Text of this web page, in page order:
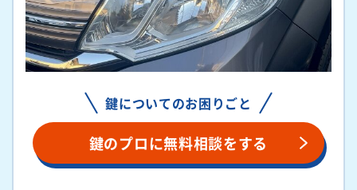
鍵についてのお困りごと
鍵のプロに無料相談をする